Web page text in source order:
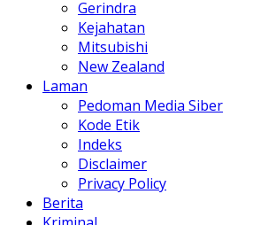
Gerindra
Kejahatan
Mitsubishi
New Zealand
Laman
Pedoman Media Siber
Kode Etik
Indeks
Disclaimer
Privacy Policy
Berita